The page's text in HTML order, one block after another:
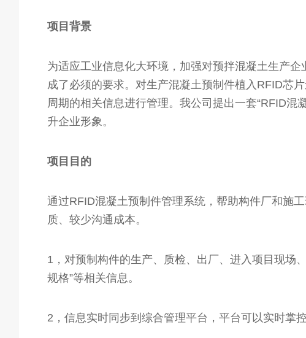
项目背景
为适应工业信息化大环境，加强对预拌混凝土生产
成了必须的要求。对生产混凝土预制件植入RFID芯
周期的相关信息进行管理。我公司提出一套“RFID
升企业形象。
项目目的
通过RFID混凝土预制件管理系统，帮助构件厂和施
质、较少沟通成本。
1，对预制构件的生产、质检、出厂、进入项目现场
规格”等相关信息。
2，信息实时同步到综合管理平台，平台可以实时掌